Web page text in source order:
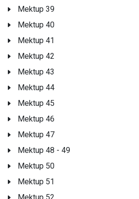
Mektup 39
Mektup 40
Mektup 41
Mektup 42
Mektup 43
Mektup 44
Mektup 45
Mektup 46
Mektup 47
Mektup 48 - 49
Mektup 50
Mektup 51